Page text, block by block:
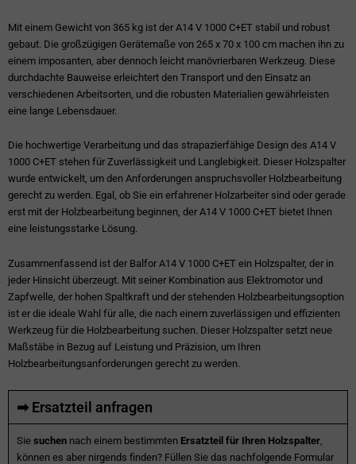
Mit einem Gewicht von 365 kg ist der A14 V 1000 C+ET stabil und robust
gebaut. Die großzügigen Gerätemaße von 265 x 70 x 100 cm machen ihn zu
einem imposanten, aber dennoch leicht manövrierbaren Werkzeug. Diese
durchdachte Bauweise erleichtert den Transport und den Einsatz an
verschiedenen Arbeitsorten, und die robusten Materialien gewährleisten
eine lange Lebensdauer.
Die hochwertige Verarbeitung und das strapazierfähige Design des A14 V
1000 C+ET stehen für Zuverlässigkeit und Langlebigkeit. Dieser Holzspalter
wurde entwickelt, um den Anforderungen anspruchsvoller Holzbearbeitung
gerecht zu werden. Egal, ob Sie ein erfahrener Holzarbeiter sind oder gerade
erst mit der Holzbearbeitung beginnen, der A14 V 1000 C+ET bietet Ihnen
eine leistungsstarke Lösung.
Zusammenfassend ist der Balfor A14 V 1000 C+ET ein Holzspalter, der in
jeder Hinsicht überzeugt. Mit seiner Kombination aus Elektromotor und
Zapfwelle, der hohen Spaltkraft und der stehenden Holzbearbeitungsoption
ist er die ideale Wahl für alle, die nach einem zuverlässigen und effizienten
Werkzeug für die Holzbearbeitung suchen. Dieser Holzspalter setzt neue
Maßstäbe in Bezug auf Leistung und Präzision, um Ihren
Holzbearbeitungsanforderungen gerecht zu werden.
➡ Ersatzteil anfragen
Sie suchen nach einem bestimmten Ersatzteil für Ihren Holzspalter
können es aber nirgends finden? Füllen Sie das nachfolgende Formular